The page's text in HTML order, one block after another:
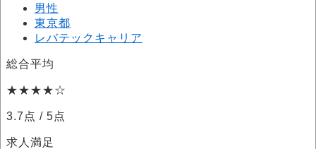
男性
東京都
レバテックキャリア
総合平均
★★★★☆
3.7点 / 5点
求人満足